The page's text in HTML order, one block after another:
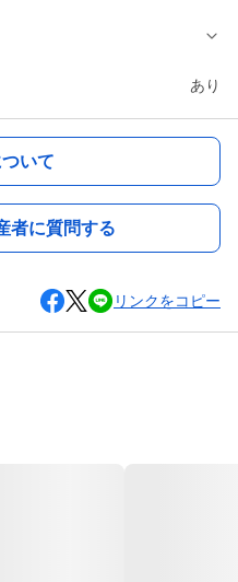
あり
いて
者に質問する
リンクをコピー